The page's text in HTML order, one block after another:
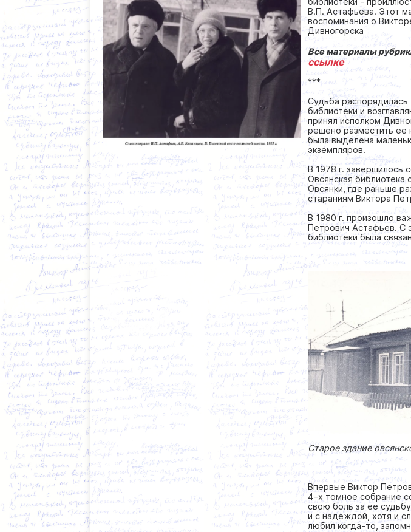
В.П. Астафьева. Этот
воспоминания о
Дивногорска
Все материалы
ссылке
***
Судьба
библиотеки и
принял исполком
решено разместить ее
была выделена
экземпляров.
В 1978 г. завершилось
Овсянская
Овсянки, где раньше
стараниям Виктора
В 1980 г. произошло
Петрович Астафьев. С
библиотеки была
Старое здание
Впервые Виктор
4-х томное собрание
свою боль за ее
и с надеждой, хотя и
любил когда-то,